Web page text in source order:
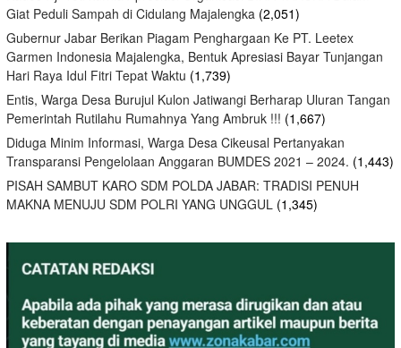
Giat Peduli Sampah di Cidulang Majalengka (2,051)
Gubernur Jabar Berikan Piagam Penghargaan Ke PT. Leetex
Garmen Indonesia Majalengka, Bentuk Apresiasi Bayar Tunjangan
Hari Raya Idul Fitri Tepat Waktu (1,739)
Entis, Warga Desa Burujul Kulon Jatiwangi Berharap Uluran Tangan
Pemerintah Rutilahu Rumahnya Yang Ambruk !!! (1,667)
Diduga Minim Informasi, Warga Desa Cikeusal Pertanyakan
Transparansi Pengelolaan Anggaran BUMDES 2021 – 2024. (1,443)
PISAH SAMBUT KARO SDM POLDA JABAR: TRADISI PENUH
MAKNA MENUJU SDM POLRI YANG UNGGUL (1,345)